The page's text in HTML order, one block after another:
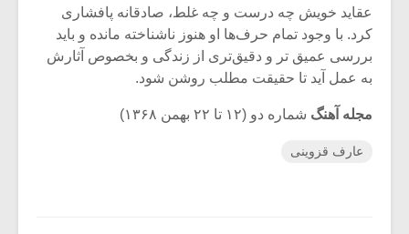
عقاید خویش چه درست و چه غلط، صادقانه پافشاری
کرد. با وجود تمام حرف‌ها او هنوز ناشناخته مانده و باید
بررسی عمیق تر و دقیق‌تری از زندگی و بخصوص آثارش
به عمل آید تا حقیقت مطلب روشن شود.
مجله آهنگ شماره دو (۱۲ تا ۲۲ بهمن ۱۳۶۸)
عارف قزوینی